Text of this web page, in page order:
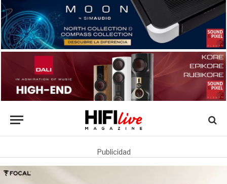
Publicidad